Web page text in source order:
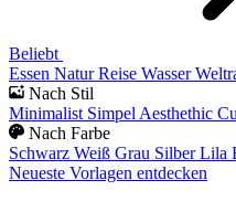
Beliebt
Essen Natur Reise Wasser
Nach Stil
Minimalist Simpel Aesthethic
Nach Farbe
Schwarz Weiß Grau Silber Lila
Neueste Vorlagen entdecken